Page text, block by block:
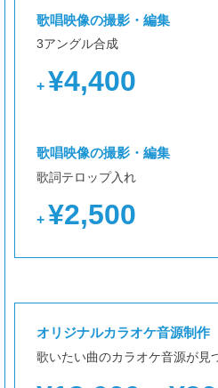
歌唱映像の撮影・編集
3アングル合成
+ ¥4,400
歌唱映像の撮影・編集
歌詞テロップ入れ
+ ¥2,500
オリジナルカラオケ音源制作
歌いたい曲のカラオケ音源が見